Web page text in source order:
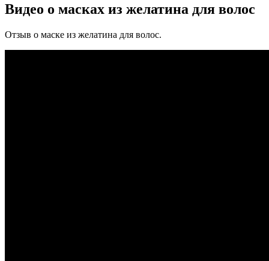
Видео о масках из желатина для волос
Отзыв о маске из желатина для волос.